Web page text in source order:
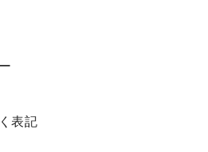
表記